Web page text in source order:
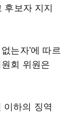
후보자 지지
는자'에 따르
회 위원은
하의 징역